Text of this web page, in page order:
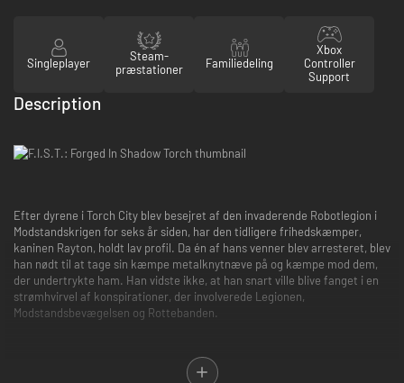
Singleplayer
Steam-
præstationer
Familiedeling
Xbox
Controller
Support
Description
Efter dyrene i Torch City blev besejret af den invaderende Robotlegion i
Modstandskrigen for seks år siden, har den tidligere frihedskæmper,
kaninen Rayton, holdt lav profil. Da én af hans venner blev arresteret, blev
han nødt til at tage sin kæmpe metalknytnæve på og kæmpe mod dem,
der undertrykte ham. Han vidste ikke, at han snart ville blive fanget i en
strømhvirvel af konspirationer, der involverede Legionen,
Modstandsbevægelsen og Rottebanden.
●Sammenhængende kort fyldt med udfordringer, du kan